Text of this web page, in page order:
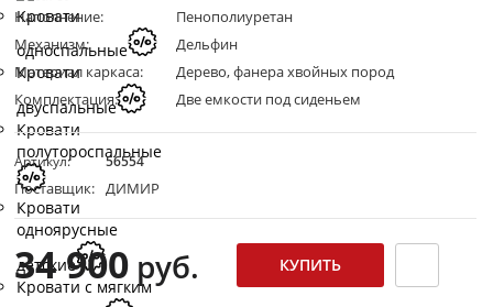
Кровати
односпальные
Кровати
двуспальные
Кровати
полутороспальные
Кровати
одноярусные
детские
Кровати с мягким
Наполнение:
Пенополиуретан
Механизм:
Дельфин
Материал каркаса:
Дерево, фанера хвойных пород
Комплектация:
Две емкости под сиденьем
Артикул: 56554
Поставщик: ДИМИР
34 900 руб.